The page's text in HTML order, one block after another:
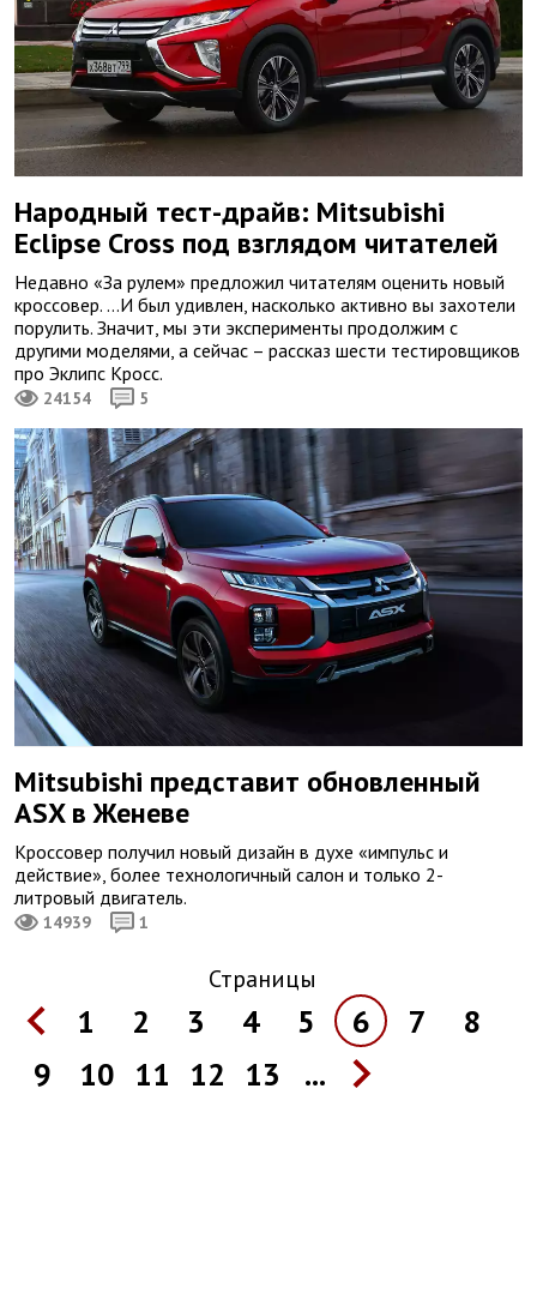
Народный тест-драйв: Mitsubishi
Eclipse Cross под взглядом читателей
Недавно «За рулем» предложил читателям оценить новый
кроссовер. …И был удивлен, насколько активно вы захотели
порулить. Значит, мы эти эксперименты продолжим с
другими моделями, а сейчас – рассказ шести тестировщиков
про Эклипс Кросс.
24154 5
Mitsubishi представит обновленный
ASX в Женеве
Кроссовер получил новый дизайн в духе «импульс и
действие», более технологичный салон и только 2-
литровый двигатель.
14939 1
Страницы
1 2 3 4 5 6 7
8
9
10 11 12 13 ...